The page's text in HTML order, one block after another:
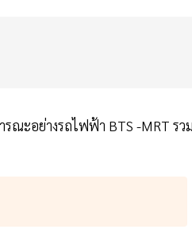
ณะอย่างรถไฟฟ้า BTS -MRT รว